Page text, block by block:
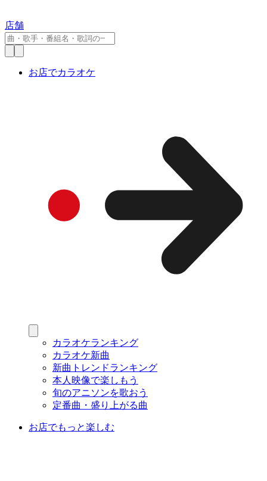
店舗
お店でカラオケ
カラオケランキング
カラオケ新曲
新曲トレンドランキング
本人映像で楽しもう
旬のアニソンを歌おう
定番曲・盛り上がる曲
お店でもっと楽しむ